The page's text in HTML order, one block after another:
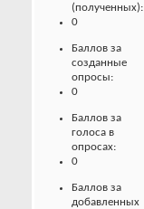
(полученных):
0
Баллов за
созданные
опросы:
0
Баллов за
голоса в
опросах:
0
Баллов за
добавленных